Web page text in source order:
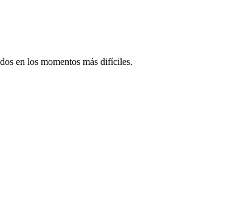
en los momentos más difíciles.